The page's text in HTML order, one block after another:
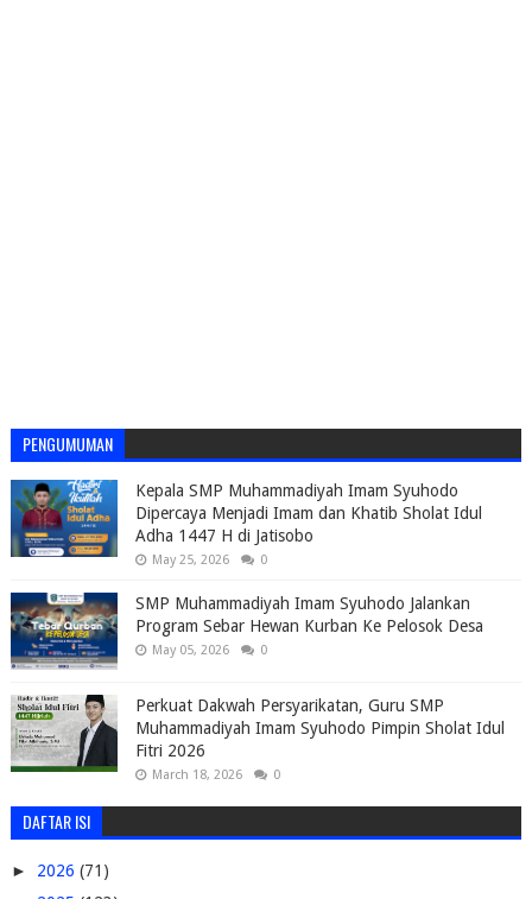
PENGUMUMAN
Kepala SMP Muhammadiyah Imam Syuhodo
Dipercaya Menjadi Imam dan Khatib Sholat Idul
Adha 1447 H di Jatisobo
May 25, 2026 0
SMP Muhammadiyah Imam Syuhodo Jalankan
Program Sebar Hewan Kurban Ke Pelosok Desa
May 05, 2026 0
Perkuat Dakwah Persyarikatan, Guru SMP
Muhammadiyah Imam Syuhodo Pimpin Sholat Idul
Fitri 2026
March 18, 2026 0
DAFTAR ISI
► 2026 (71)